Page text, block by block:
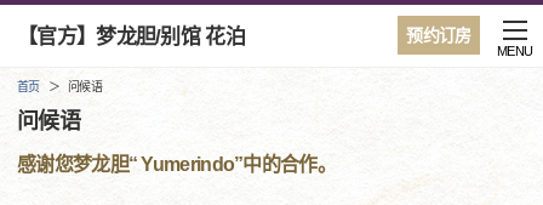
预约订房
【官方】梦龙胆/别馆 花泊
MENU
首页 问候语
问候语
感谢您梦龙胆“ Yumerindo”中的合作。